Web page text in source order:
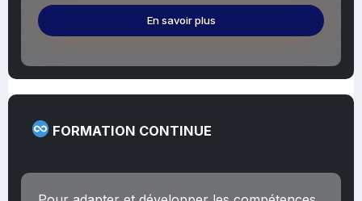
En savoir plus
FORMATION CONTINUE